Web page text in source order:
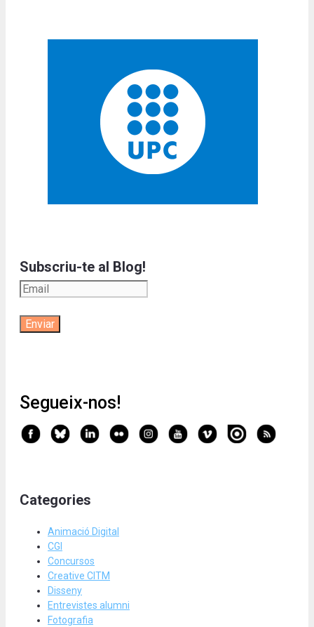
Subscriu-te al Blog!
Segueix-nos!
Categories
Animació Digital
CGI
Concursos
Creative CITM
Disseny
Entrevistes alumni
Fotografia